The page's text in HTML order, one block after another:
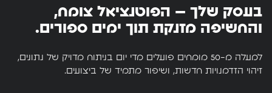
בעסק שלך – הפוטנציאל צומח,
והחשיפה מזנקת תוך ימים ספורים.
למעלה מ-50 מומחים פועלים מדי יום בניתוח מדויק של נתונים,
זיהוי הזדמנויות חדשות, ושיפור מתמיד של ביצועים.